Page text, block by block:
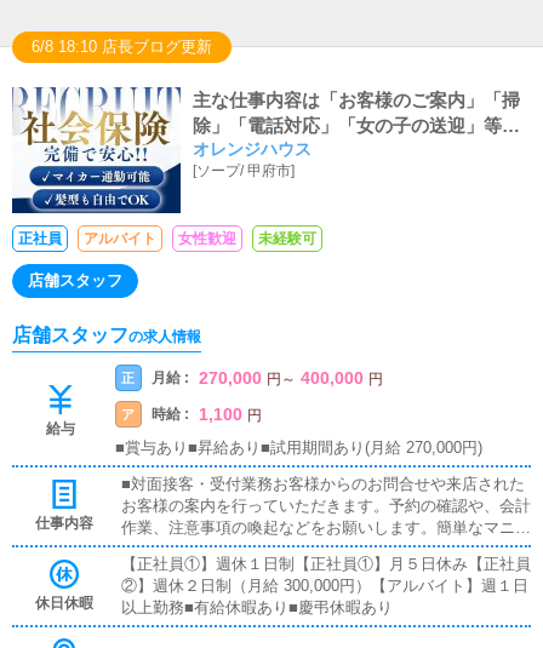
6/8 18:10 店長ブログ更新
主な仕事内容は「お客様のご案内」「掃
除」「電話対応」「女の子の送迎」等で
す。
オレンジハウス
[ソープ/甲府市]
正社員 アルバイト 女性歓迎 未経験可
店舗スタッフ
店舗スタッフの求人情報
給与
正 月給 : 270,000 円 ～ 400,000 円
ア 時給 : 1,100 円
■賞与あり■昇給あり■試用期間あり(月給 270,000円)
仕事内容
■対面接客・受付業務お客様からのお問合せや来店された
お客様の案内を行っていただきます。予約の確認や、会計
作業、注意事項の喚起などをお願いします。簡単なマニュ
アルや、先輩スタッフに付いて業務内容を見ながら徐々に
覚えていただきますので、未経験の方でも安心して働けま
す。■企画の立案店舗イベントや店舗運営など様々な企画
を提案していただきます。【新規のお客様の増加】【お客
休日休暇
【正社員①】週休１日制【正社員①】月５日休み【正社員
②】週休２日制（月給 300,000円）【アルバイト】週１日
以上勤務■有給休暇あり■慶弔休暇あり